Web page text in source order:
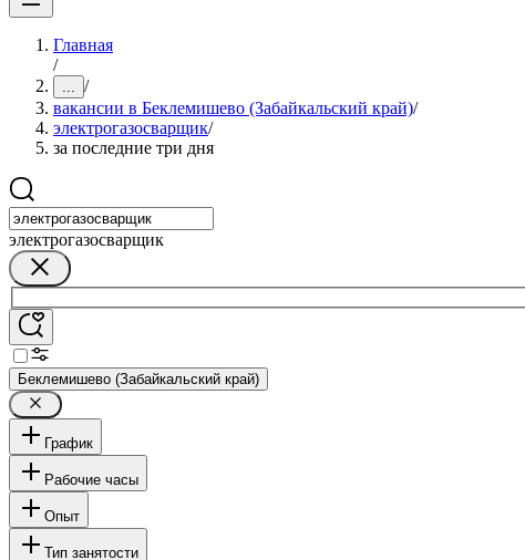
Главная
/
... /
вакансии в Беклемишево (Забайкальский край)/
электрогазосварщик/
за последние три дня
электрогазосварщик
Беклемишево (Забайкальский край)
График
Рабочие часы
Опыт
Тип занятости